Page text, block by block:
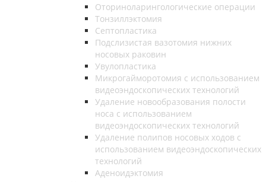
Оториноларингологические операции
Тонзиллэктомия
Септопластика
Подслизистая вазотомия нижних
носовых раковин
Увулопластика
Микрогайморотомия с использованием
видеоэндоскопических технологий
Удаление новообразования полости
носа с использованием
видеоэндоскопических технологий
Удаление полипов носовых ходов с
использованием видеоэндоскопических
технологий
Аденоидэктомия